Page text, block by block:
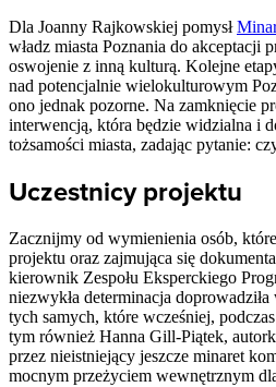
Dla Joanny Rajkowskiej pomysł
władz miasta Poznania do akceptacji
oswojenie z inną kulturą. Kolejne
nad potencjalnie wielokulturowym
ono jednak pozorne. Na zamknięcie
interwencją, która będzie widzialna i
tożsamości miasta, zadając pytanie:
Uczestnicy projektu
Zacznijmy od wymienienia osób,
projektu oraz zajmująca się
kierownik Zespołu Eksperckiego
niezwykła determinacja
tych samych, które wcześniej,
tym również Hanna Gill-Piątek,
przez nieistniejący jeszcze minaret
mocnym przeżyciem wewnętrznym